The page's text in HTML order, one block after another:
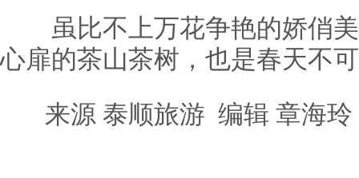
虽比不上万花争艳的娇俏美
心扉的茶山茶树，也是春天不
来源 泰顺旅游 编辑 章海玲